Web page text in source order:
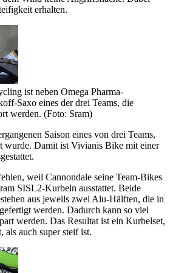
erhalten.
ist neben Omega Pharma-
Saxo eines der drei Teams, die
werden. (Foto: Sram)
Saison eines von drei Teams,
wurde. Damit ist Vivianis Bike mit einer
weil Cannondale seine Team-Bikes
SISL2-Kurbeln ausstattet. Beide
aus jeweils zwei Alu-Hälften, die in
werden. Dadurch kann so viel
werden. Das Resultat ist ein Kurbelset,
als auch super steif ist.